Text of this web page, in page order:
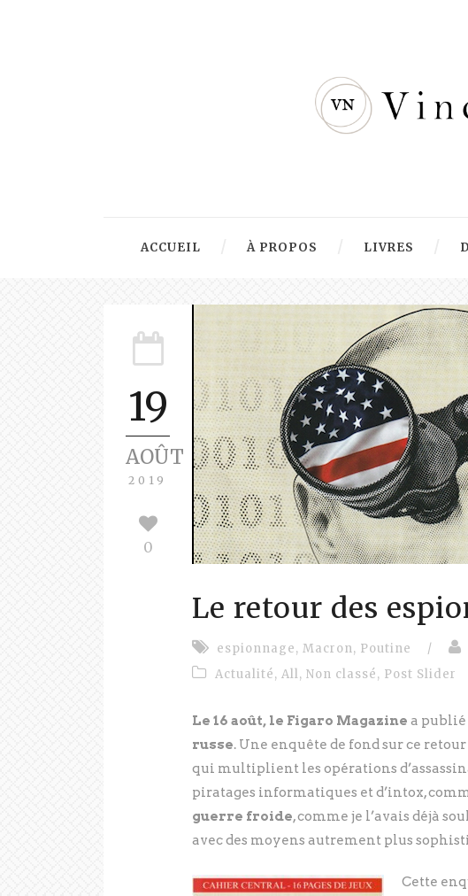
ACCUEIL À PROPOS LIVRES
19
AOÛT
2019
0
Le retour des
espionnage, Macron, Poutine /
Actualité, All, Non classé, Post Slider
Le 16 août, le Figaro Magazine a publié
russe. Une enquête de fond sur ce
qui multiplient les opérations
piratages informatiques et d’intox,
guerre froide, comme je l’avais déjà
avec des moyens autrement plus
Cette